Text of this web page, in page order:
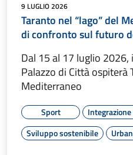
9 LUGLIO 2026
Taranto nel “lago” del
di confronto sul futuro
Dal 15 al 17 luglio 2026,
Palazzo di Città ospiterà
Mediterraneo
Sport
Sviluppo sostenibile